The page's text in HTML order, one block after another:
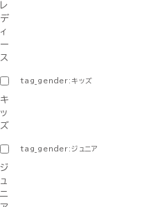
レ
デ
ィ
ー
ス
tag_gender:キッズ
キ
ッ
ズ
tag_gender:ジュニア
ジ
ュ
ニ